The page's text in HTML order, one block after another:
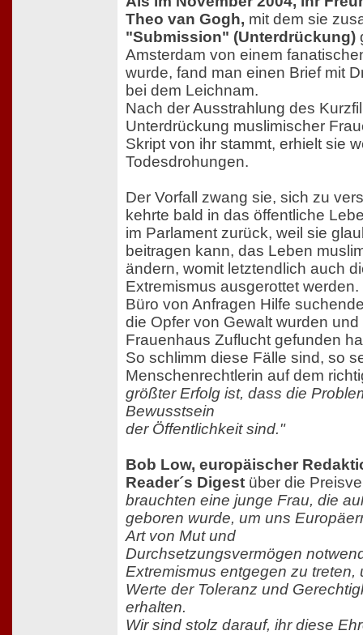
Theo van Gogh, mit dem sie
"Submission" (Unterdrückung)
Amsterdam von einem
wurde, fand man einen Brief mit
bei dem Leichnam.
Nach der Ausstrahlung des
Unterdrückung muslimischer
Skript von ihr stammt, erhielt sie
Todesdrohungen.
Der Vorfall zwang sie, sich zu
kehrte bald in das öffentliche
im Parlament zurück, weil sie
beitragen kann, das Leben
ändern, womit letztendlich auch
Extremismus ausgerottet
Büro von Anfragen Hilfe
die Opfer von Gewalt wurden
Frauenhaus Zuflucht gefunden
So schlimm diese Fälle sind, so
Menschenrechtlerin auf dem
größter Erfolg ist, dass die
Bewusstsein
der Öffentlichkeit sind."
Bob Low, europäischer
Reader´s Digest über die
brauchten eine junge Frau, die
geboren wurde, um uns
Art von Mut und
Durchsetzungsvermögen
Extremismus entgegen zu treten,
Werte der Toleranz und
erhalten.
Wir sind stolz darauf, ihr diese